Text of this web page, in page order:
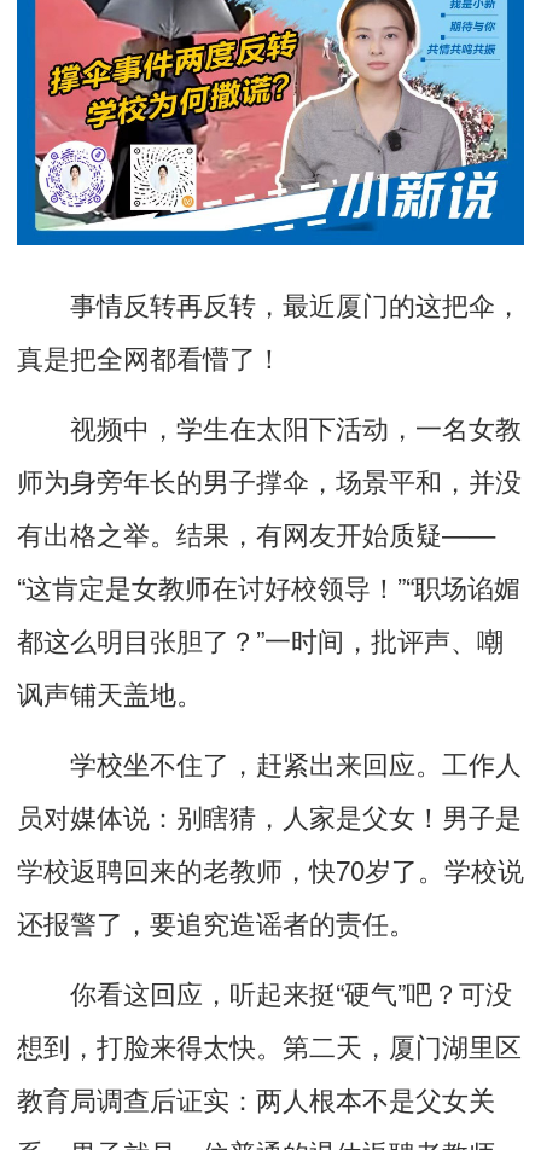
事情反转再反转，最近厦门的这把伞，
真是把全网都看懵了！
视频中，学生在太阳下活动，一名女教
师为身旁年长的男子撑伞，场景平和，并没
有出格之举。结果，有网友开始质疑——
“这肯定是女教师在讨好校领导！”“职场谄媚
都这么明目张胆了？”一时间，批评声、嘲
讽声铺天盖地。
学校坐不住了，赶紧出来回应。工作人
员对媒体说：别瞎猜，人家是父女！男子是
学校返聘回来的老教师，快70岁了。学校说
还报警了，要追究造谣者的责任。
你看这回应，听起来挺“硬气”吧？可没
想到，打脸来得太快。第二天，厦门湖里区
教育局调查后证实：两人根本不是父女关